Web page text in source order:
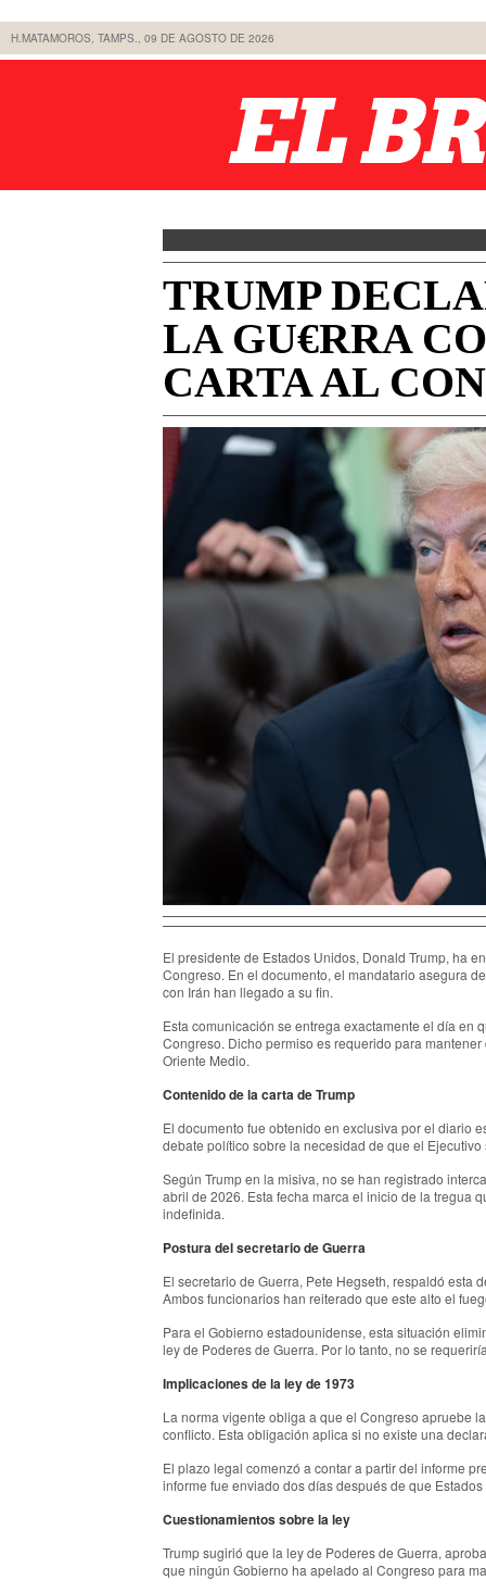
H.MATAMOROS, TAMPS., 09 DE AGOSTO DE 2026
TRUMP
LA GU€RRA
CARTA AL
El presidente de Estados Unidos, Donald Trump, ha
Congreso. En el documento, el mandatario asegura
con Irán han llegado a su fin.
Esta comunicación se entrega exactamente el día
Congreso. Dicho permiso es requerido para
Oriente Medio.
Contenido de la carta de Trump
El documento fue obtenido en exclusiva por el diario
debate político sobre la necesidad de que el
Según Trump en la misiva, no se han registrado
abril de 2026. Esta fecha marca el inicio de la tregua
indefinida.
Postura del secretario de Guerra
El secretario de Guerra, Pete Hegseth, respaldó esta
Ambos funcionarios han reiterado que este alto el
Para el Gobierno estadounidense, esta situación
ley de Poderes de Guerra. Por lo tanto, no se
Implicaciones de la ley de 1973
La norma vigente obliga a que el Congreso apruebe
conflicto. Esta obligación aplica si no existe una
El plazo legal comenzó a contar a partir del informe
informe fue enviado dos días después de que
Cuestionamientos sobre la ley
Trump sugirió que la ley de Poderes de Guerra,
que ningún Gobierno ha apelado al Congreso para